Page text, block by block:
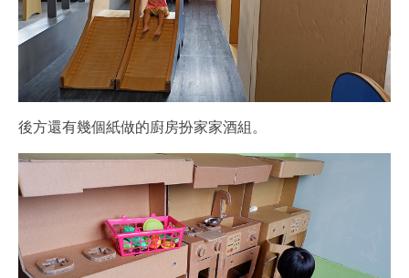
後方還有幾個紙做的廚房扮家家酒組。